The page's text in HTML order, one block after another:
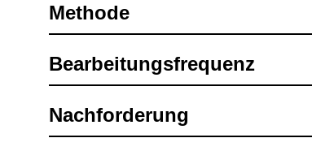
Methode
Bear­bei­tungs­fre­quenz
Nach­for­de­rung